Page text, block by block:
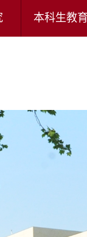
本科生教育